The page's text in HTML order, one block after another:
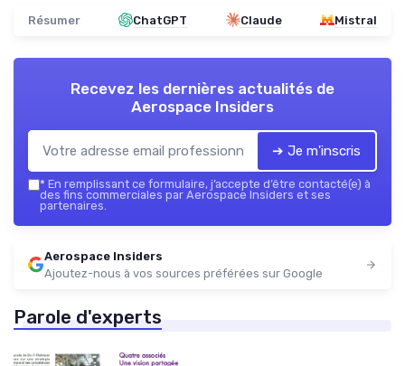
Résumer ChatGPT Claude Mistral
Recevez les dernières actualités de
Aerospace Insiders
➔ Je m'inscris
* En remplissant ce formulaire, j’accepte d’être contacté(e) à
des fins commerciales par Aerospace Insiders et ses
partenaires.
Aerospace Insiders
Ajoutez-nous à vos sources préférées sur Google
Parole d'experts